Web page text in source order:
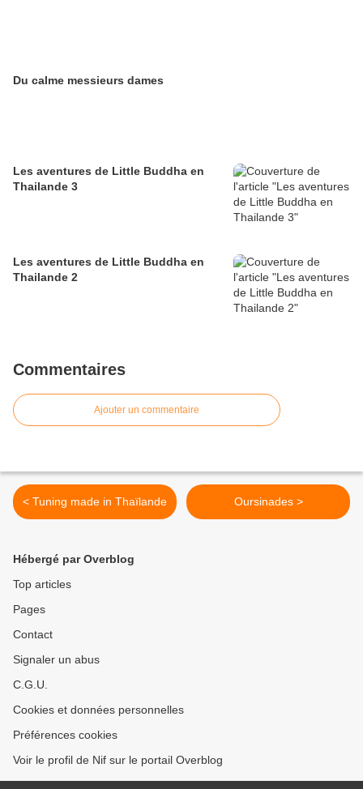
Du calme messieurs dames
Les aventures de Little Buddha en
Thailande 3
Les aventures de Little Buddha en
Thailande 2
Commentaires
Ajouter un commentaire
< Tuning made in Thaïlande Oursinades >
Hébergé par Overblog
Top articles
Pages
Contact
Signaler un abus
C.G.U.
Cookies et données personnelles
Préférences cookies
Voir le profil de Nif sur le portail Overblog